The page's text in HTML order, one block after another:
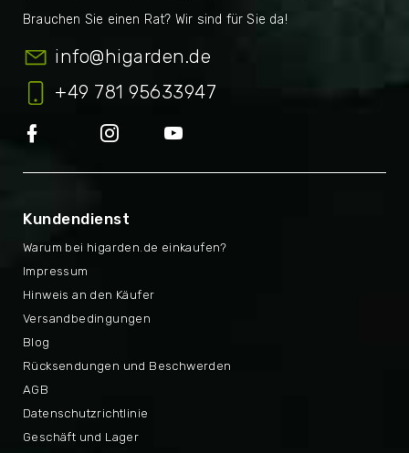
info@higarden.de
+49 781 95633947
Kundendienst
Warum bei higarden.de einkaufen?
Rücksendungen und Beschwerden
Impressum
AGB
Hinweis an den Käufer
Datenschutzrichtlinie
Versandbedingungen
Geschäft und Lager
Blog